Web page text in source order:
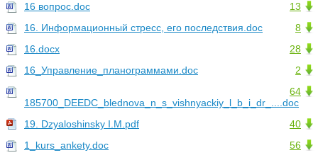
13
16 вопрос.doc
8
16. Информационный стресс, его последствия.doc
28
16.docx
2
16_Управление_планограммами.doc
64
185700_DEEDC_blednova_n_s_vishnyackiy_l_b_i_dr_....doc
40
19. Dzyaloshinsky I.M.pdf
56
1_kurs_ankety.doc